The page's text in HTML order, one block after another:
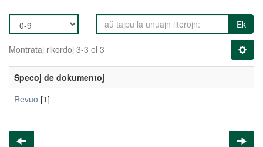
Ek
Montrataj rikordoj 3-3 el 3
Specoj de dokumentoj
Revuo [1]